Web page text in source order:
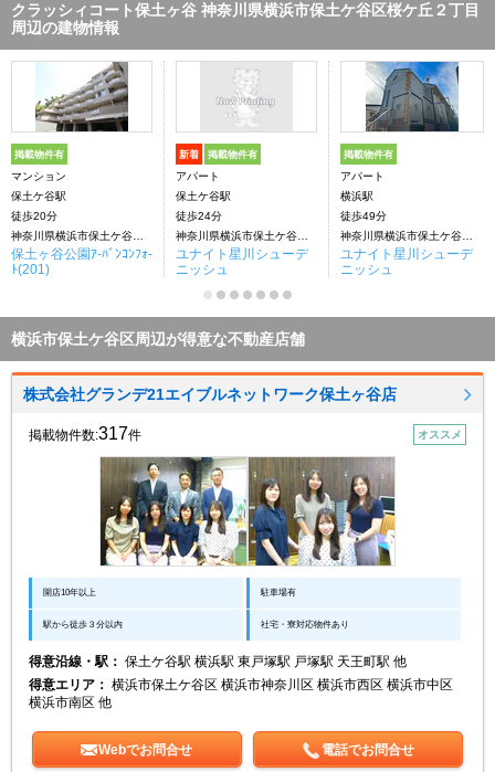
クラッシィコート保土ヶ谷 神奈川県横浜市保土ケ谷区桜ケ丘２丁目
周辺の建物情報
掲載物件有
マンション
保土ケ谷駅
徒歩20分
保土ヶ谷公園ｱ-ﾊﾞﾝｺﾝﾌｫ-
ﾄ(201)
新着 掲載物件有
アパート
保土ケ谷駅
徒歩24分
ユナイト星川シューデ
ニッシュ
掲載物件有
アパート
横浜駅
徒歩49分
ユナイト星川シューデ
ニッシュ
横浜市保土ケ谷区周辺が得意な不動産店舗
株式会社グランデ21エイブルネットワーク保土ヶ谷店
掲載物件数:317件 オススメ
開店10年以上 駐車場有
駅から徒歩３分以内 社宅・寮対応物件あり
得意沿線・駅： 保土ケ谷駅 横浜駅 東戸塚駅 戸塚駅 天王町駅 他
得意エリア： 横浜市保土ケ谷区 横浜市神奈川区 横浜市西区 横浜市中区
横浜市南区 他
Webでお問合せ 電話でお問合せ